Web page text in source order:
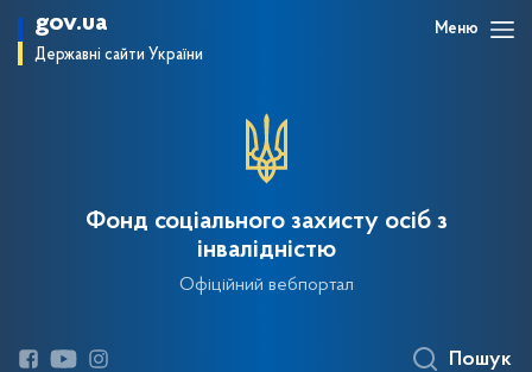
gov.ua
Державні сайти України
Меню
Фонд соціального захисту осіб з
інвалідністю
Офіційний вебпортал
Пошук